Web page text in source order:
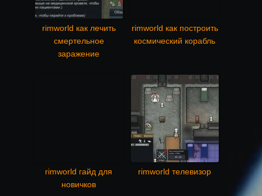
rimworld как лечить
смертельное
заражение
rimworld как построить
космический корабль
rimworld гайд для
новичков
rimworld телевизор